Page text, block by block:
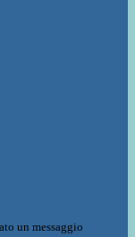
un messaggio